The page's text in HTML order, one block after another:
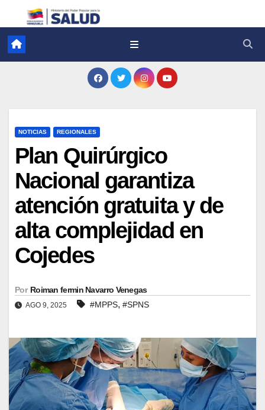
NOTICIAS REGIONALES
Plan Quirúrgico
Nacional garantiza
atención gratuita y de
alta complejidad en
Cojedes
Por Roiman fermin Navarro Venegas
AGO 9, 2025 #MPPS, #SPNS